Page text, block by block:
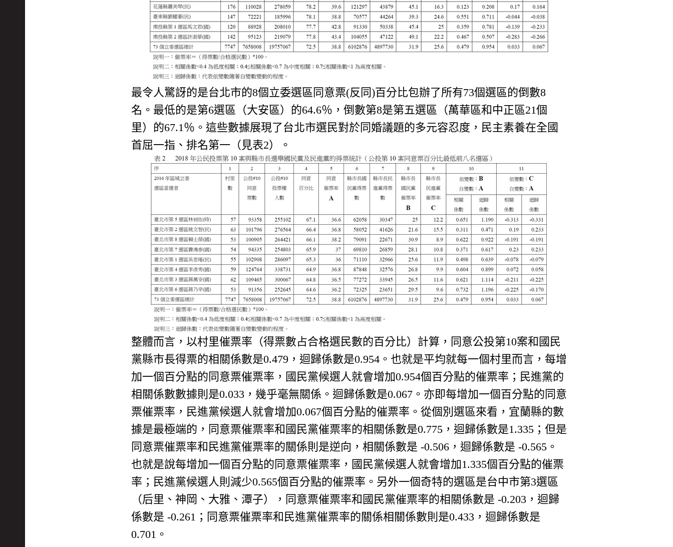
最令人驚訝的是台北市的8個立委選區同意票(反同)百分比包辦了所有73個選區的倒數8
名。最低的是第6選區（大安區）的64.6％，倒數第8是第五選區（萬華區和中正區21個
里）的67.1％。這些數據展現了台北市選民對於同婚議題的多元容忍度，民主素養在全國
首屈一指、排名第一（見表2）。
整體而言，以村里催票率（得票數占合格選民數的百分比）計算，同意公投第10案和國民
黨縣市長得票的相關係數是0.479，迴歸係數是0.954。也就是平均就每一個村里而言，每增
加一個百分點的同意票催票率，國民黨候選人就會增加0.954個百分點的催票率；民進黨的
相關係數數據則是0.033，幾乎毫無關係。迴歸係數是0.067。亦即每增加一個百分點的同意
票催票率，民進黨候選人就會增加0.067個百分點的催票率。從個別選區來看，宜蘭縣的數
據是最極端的，同意票催票率和國民黨催票率的相關係數是0.775，迴歸係數是1.335；但是
同意票催票率和民進黨催票率的關係則是逆向，相關係數是 -0.506，迴歸係數是 -0.565。
也就是說每增加一個百分點的同意票催票率，國民黨候選人就會增加1.335個百分點的催票
率；民進黨候選人則減少0.565個百分點的催票率。另外一個奇特的選區是台中市第3選區
（后里、神岡、大雅、潭子），同意票催票率和國民黨催票率的相關係數是 -0.203，迴歸
係數是 -0.261；同意票催票率和民進黨催票率的關係相關係數則是0.433，迴歸係數是
0.701。